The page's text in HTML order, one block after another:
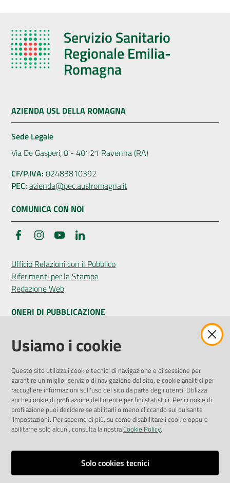
Servizio Sanitario
Regionale Emilia-
Romagna
AZIENDA USL DELLA ROMAGNA
Sede Legale
Via De Gasperi, 8 - 48121 Ravenna (RA)
CF/P.IVA: 02483810392
PEC: azienda@pec.auslromagna.it
COMUNICA CON NOI
FacebookInstagramYouTube
Ufficio Relazioni con il Pubblico
Riferimenti per la Stampa
Redazione Web
ONERI DI PUBBLICAZIONE
Amministrazione Trasparente
Pubblicità legale
Privacy Policy
Attuazione Misure PNRR
Liste di Attesa
ENTI, IMPRESE E PARTNER
Fatturazione Elettronica
Richiesta Patrocinio
Usiamo i cookie
Questo sito utilizza i cookie tecnici di navigazione e di sessione per
garantire un miglior servizio di navigazione del sito, e cookie analitici per
raccogliere informazioni sull'uso del sito da parte degli utenti. Utilizza
anche cookie di profilazione dell'utente per fini statistici. Per i cookie di
profilazione puoi decidere se abilitarli o meno cliccando sul pulsante
'Impostazioni'. Per saperne di più, su come disabilitare i cookie oppure
abilitarne solo alcuni, consulta la nostraCookie Policy.
Solo cookies tecnici